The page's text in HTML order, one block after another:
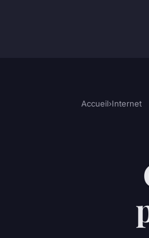
Accueil›Internet